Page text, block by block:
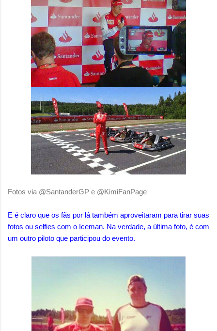
Fotos via @SantanderGP e @KimiFanPage
E é claro que os fãs por lá também aproveitaram para tirar suas
fotos ou selfies com o Iceman. Na verdade, a última foto, é com
um outro piloto que participou do evento.